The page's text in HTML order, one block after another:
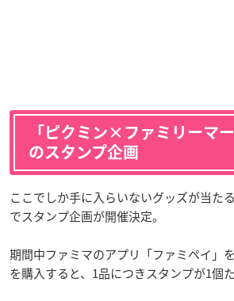
「ピクミン×ファミリーマ
のスタンプ企画
ここでしか手に入らいないグッズが当た
でスタンプ企画が開催決定。
期間中ファミマのアプリ「ファミペイ」
を購入すると、1品につきスタンプが1個た